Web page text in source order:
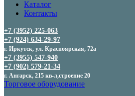
Каталог
Контакты
+7 (3952) 225-063
+7 (924) 634-29-97
г. Иркутск, ул. Красноярская, 72а
+7 (3955) 547-940
+7 (902) 579-21-34
г. Ангарск, 215 кв-л,строение 20
Торговое оборудование